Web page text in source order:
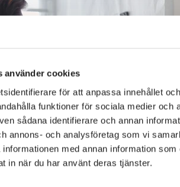
använder cookies
för att anpassa innehållet
funktioner för sociala medier och
sådana identifierare och annan
annons- och analysföretag som vi
med annan information
in när du har använt deras tjänster.